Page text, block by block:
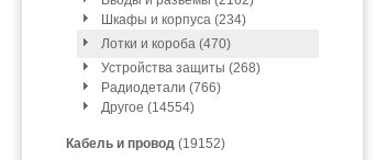
Шкафы и корпуса (234)
Лотки и короба (470)
Устройства защиты (268)
Радиодетали (766)
Другое (14554)
Кабель и провод (19152)